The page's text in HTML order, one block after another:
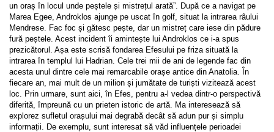
un oraș în locul unde peștele și mistrețul arată”. După ce a navigat pe
Marea Egee, Androklos ajunge pe uscat în golf, situat la intrarea râului
Mendrese. Fac foc și gătesc pește, dar un mistreț care iese din pădure
fură peștele. Acest incident îi amintește lui Androklos ce i-a spus
prezicătorul. Așa este scrisă fondarea Efesului pe friza situată la
intrarea în templul lui Hadrian. Cele trei mii de ani de legende fac din
acesta unul dintre cele mai remarcabile orașe antice din Anatolia. În
fiecare an, mai mult de un milion și jumătate de turiști vizitează acest
loc. Prin urmare, sunt aici, în Efes, pentru a-l vedea dintr-o perspectivă
diferită, împreună cu un prieten istoric de artă. Ma interesează să
explorez sufletul orașului mai degrabă decât să adun pur și simplu
informații. De exemplu, sunt interesat să văd influențele perioadei